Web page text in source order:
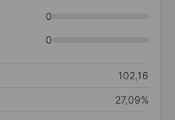
0
0
102,16
27,09%